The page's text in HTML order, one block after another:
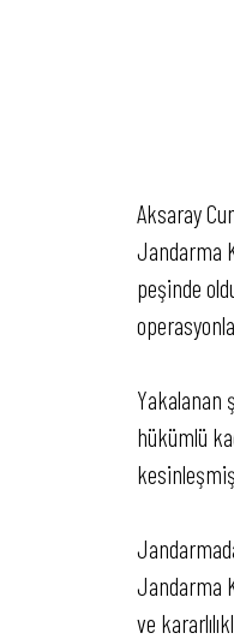
Aksaray
Jandarma
peşinde
Yakalanan
hükümlü
kesinleşmiş
Jandarma
ve